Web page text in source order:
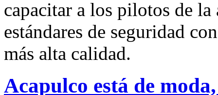
capacitar a los pilotos de
estándares de seguridad
más alta calidad.
Acapulco está de